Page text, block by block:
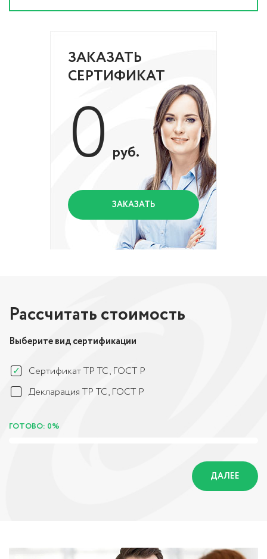
ЗАКАЗАТЬ
СЕРТИФИКАТ
0 руб.
ЗАКАЗАТЬ
Рассчитать стоимость
Выберите вид сертификации
Сертификат ТР ТС, ГОСТ Р
Декларация ТР ТС, ГОСТ Р
ГОТОВО: 0%
ДАЛЕЕ